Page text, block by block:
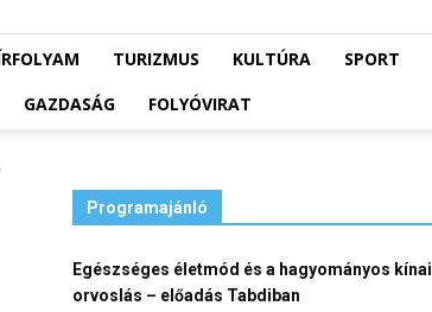
TURIZMUS KULTÚRA
SPORT
GAZDASÁG FOLYÓVIRAT
Programajánló
Egészséges életmód és a hagyományos kínai
orvoslás – előadás Tabdiban